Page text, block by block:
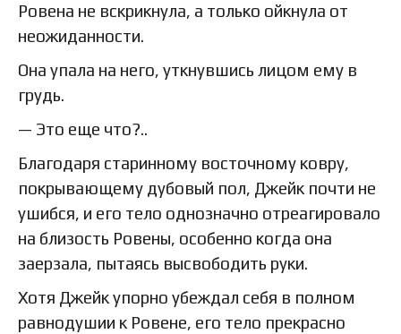
Ровена не вскрикнула, а только ойкнула от
неожиданности.
Она упала на него, уткнувшись лицом ему в
грудь.
— Это еще что?..
Благодаря старинному восточному ковру,
покрывающему дубовый пол, Джейк почти не
ушибся, и его тело однозначно отреагировало
на близость Ровены, особенно когда она
заерзала, пытаясь высвободить руки.
Хотя Джейк упорно убеждал себя в полном
равнодушии к Ровене, его тело прекрасно